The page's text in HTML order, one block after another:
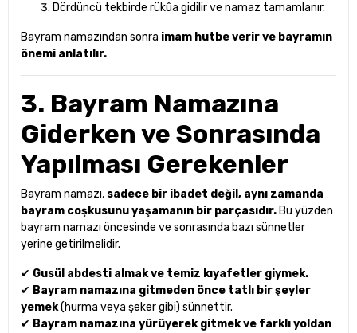
Dördüncü tekbirde rükûa gidilir ve namaz tamamlanır.
Bayram namazından sonra imam hutbe verir ve bayramın
önemi anlatılır.
3. Bayram Namazına
Giderken ve Sonrasında
Yapılması Gerekenler
Bayram namazı, sadece bir ibadet değil, aynı zamanda
bayram coşkusunu yaşamanın bir parçasıdır. Bu yüzden
bayram namazı öncesinde ve sonrasında bazı sünnetler
yerine getirilmelidir.
✔ Gusül abdesti almak ve temiz kıyafetler giymek.
✔ Bayram namazına gitmeden önce tatlı bir şeyler
yemek(hurma veya şeker gibi) sünnettir.
✔ Bayram namazına yürüyerek gitmek ve farklı yoldan